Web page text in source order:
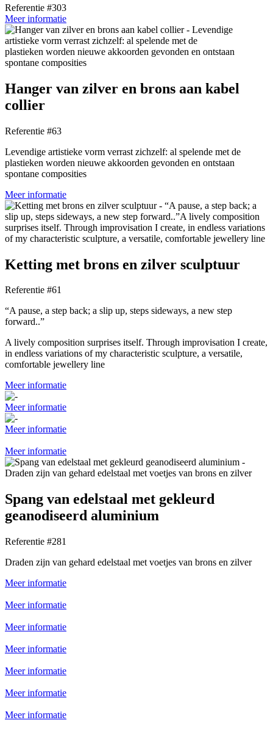
Referentie #303
Meer informatie
Hanger van zilver en brons aan kabel
collier
Referentie #63
Levendige artistieke vorm verrast zichzelf: al spelende met de
plastieken worden nieuwe akkoorden gevonden en ontstaan
spontane composities
Meer informatie
Ketting met brons en zilver sculptuur
Referentie #61
“A pause, a step back; a slip up, steps sideways, a new step
forward..”
A lively composition surprises itself. Through improvisation I create,
in endless variations of my characteristic sculpture, a versatile,
comfortable jewellery line
Meer informatie
Meer informatie
Meer informatie
Meer informatie
Spang van edelstaal met gekleurd
geanodiseerd aluminium
Referentie #281
Draden zijn van gehard edelstaal met voetjes van brons en zilver
Meer informatie
Meer informatie
Meer informatie
Meer informatie
Meer informatie
Meer informatie
Meer informatie